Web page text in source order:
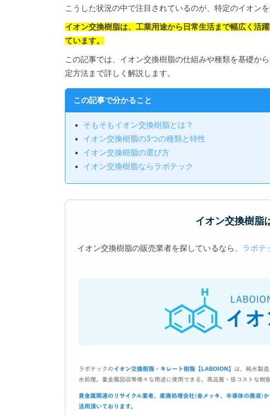
こうした状況の中で注目されているのが、特定のイオン
イオン交換樹脂は、工業用途から日常生活まで幅広く活
ています。
この記事では、イオン交換樹脂の仕組みや種類を基礎か
定方法まで詳しく解説します。
この記事で分かること
そもそもイオン交換樹脂とは？
イオン交換樹脂の3つの種類と特性
イオン交換樹脂の選び方
イオン交換樹脂ならラボテック
イオン交換樹脂
イオン交換樹脂の販売業者を探しているなら、 ラボテ